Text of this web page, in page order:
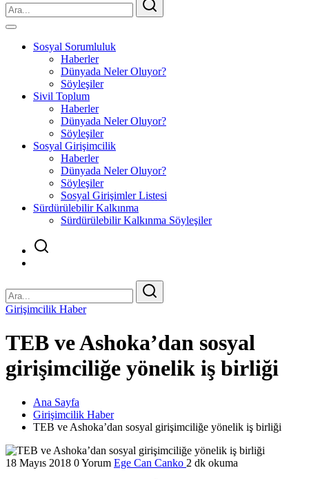
Sosyal Sorumluluk
Haberler
Dünyada Neler Oluyor?
Söyleşiler
Sivil Toplum
Haberler
Dünyada Neler Oluyor?
Söyleşiler
Sosyal Girişimcilik
Haberler
Dünyada Neler Oluyor?
Söyleşiler
Sosyal Girişimler Listesi
Sürdürülebilir Kalkınma
Sürdürülebilir Kalkınma Söyleşiler
Girişimcilik Haber
TEB ve Ashoka’dan sosyal
girişimciliğe yönelik iş birliği
Ana Sayfa
Girişimcilik Haber
TEB ve Ashoka’dan sosyal girişimciliğe yönelik iş birliği
18 Mayıs 2018 0 Yorum Ege Can Canko 2 dk okuma